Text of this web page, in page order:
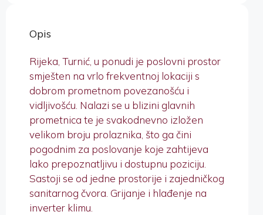
Opis
Rijeka, Turnić, u ponudi je poslovni prostor
smješten na vrlo frekventnoj lokaciji s
dobrom prometnom povezanošću i
vidljivošću. Nalazi se u blizini glavnih
prometnica te je svakodnevno izložen
velikom broju prolaznika, što ga čini
pogodnim za poslovanje koje zahtijeva
lako prepoznatljivu i dostupnu poziciju.
Sastoji se od jedne prostorije i zajedničkog
sanitarnog čvora. Grijanje i hlađenje na
inverter klimu.